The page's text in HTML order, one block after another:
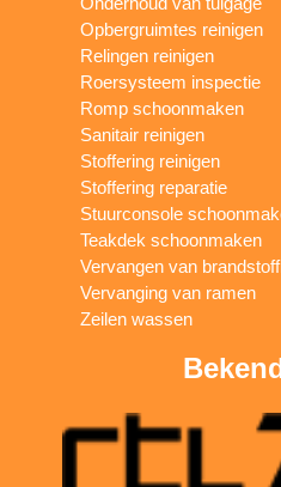
Opbergruimtes reinigen
Relingen reinigen
Roersysteem inspectie
Romp schoonmaken
Sanitair reinigen
Stoffering reinigen
Stoffering reparatie
Stuurconsole
Teakdek schoonmaken
Vervangen van
Vervanging van ramen
Zeilen wassen